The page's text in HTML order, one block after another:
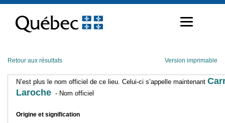
contenu
Retour aux résultats Version imprimable
N’est plus le nom officiel de ce lieu. Celui-ci s’appelle maintenant
Laroche - Nom officiel
Origine et signification